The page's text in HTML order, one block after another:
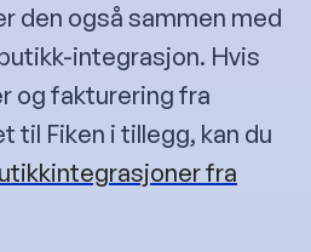
den også sammen med
integrasjon. Hvis
og fakturering fra
til Fiken i tillegg, kan du
fra